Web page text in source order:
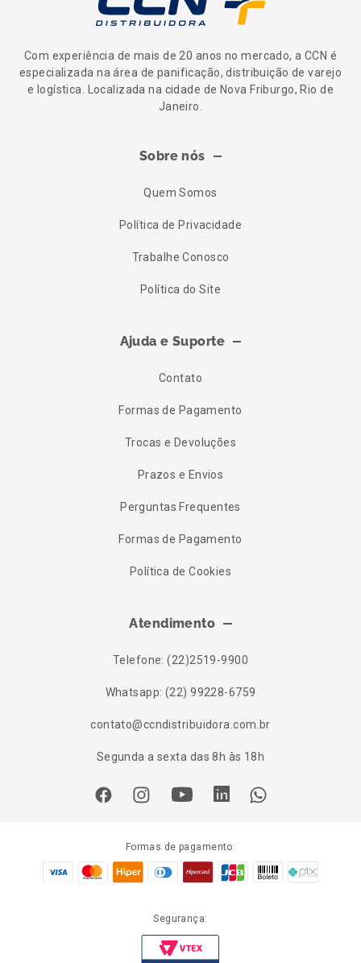
Com experiência de mais de 20 anos no mercado, a CCN é
especializada na área de panificação, distribuição de varejo
e logística. Localizada na cidade de Nova Friburgo, Rio de
Janeiro.
Sobre nós
Quem Somos
Política de Privacidade
Trabalhe Conosco
Política do Site
Ajuda e Suporte
Contato
Formas de Pagamento
Trocas e Devoluções
Prazos e Envios
Perguntas Frequentes
Formas de Pagamento
Política de Cookies
Atendimento
Telefone: (22)2519-9900
Whatsapp: (22) 99228-6759
contato@ccndistribuidora.com.br
Segunda a sexta das 8h às 18h
Formas de pagamento:
Segurança: